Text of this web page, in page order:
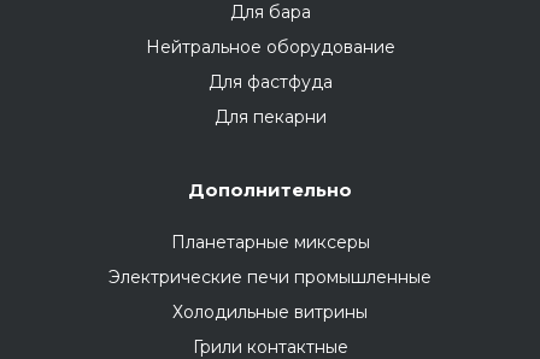
Для бара
Нейтральное оборудование
Для фастфуда
Для пекарни
Дополнительно
Планетарные миксеры
Электрические печи промышленные
Холодильные витрины
Грили контактные